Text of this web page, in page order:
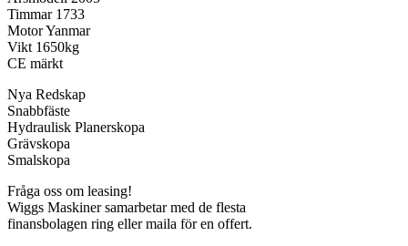
Timmar 1733
Motor Yanmar
Vikt 1650kg
CE märkt
Nya Redskap
Snabbfäste
Hydraulisk Planerskopa
Grävskopa
Smalskopa
Fråga oss om leasing!
Wiggs Maskiner samarbetar med de flesta
finansbolagen ring eller maila för en offert.